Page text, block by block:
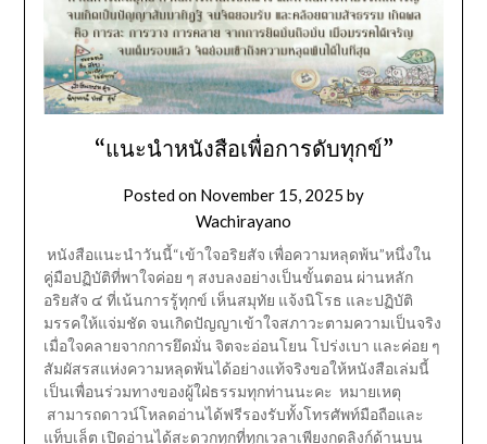
“แนะนำหนังสือเพื่อการดับทุกข์”
Posted on November 15, 2025 by
Wachirayano
หนังสือแนะนำวันนี้“เข้าใจอริยสัจ เพื่อความหลุดพ้น”หนึ่งใน
คู่มือปฏิบัติที่พาใจค่อย ๆ สงบลงอย่างเป็นขั้นตอน ผ่านหลัก
อริยสัจ ๔ ที่เน้นการรู้ทุกข์ เห็นสมุทัย แจ้งนิโรธ และปฏิบัติ
มรรคให้แจ่มชัด จนเกิดปัญญาเข้าใจสภาวะตามความเป็นจริง
เมื่อใจคลายจากการยึดมั่น จิตจะอ่อนโยน โปร่งเบา และค่อย ๆ
สัมผัสรสแห่งความหลุดพ้นได้อย่างแท้จริงขอให้หนังสือเล่มนี้
เป็นเพื่อนร่วมทางของผู้ใฝ่ธรรมทุกท่านนะคะ หมายเหตุ
สามารถดาวน์โหลดอ่านได้ฟรีรองรับทั้งโทรศัพท์มือถือและ
แท็บเล็ต เปิดอ่านได้สะดวกทุกที่ทุกเวลาเพียงกดลิงก์ด้านบน